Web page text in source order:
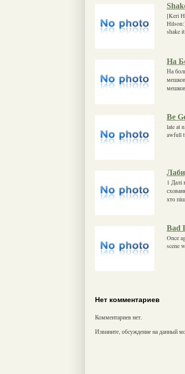
[Keri
shake
На
На
Be
late at
awfull
1 Далі
хто
Bad
Once
scene
Нет комментариев
Комментариев нет.
Извините, обсуждение на данный